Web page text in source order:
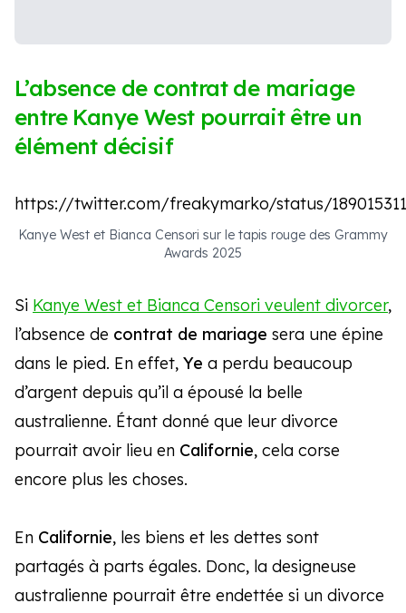
L’absence de contrat de mariage
entre Kanye West pourrait être un
élément décisif
https://twitter.com/freakymarko/status/
Kanye West et Bianca Censori sur le tapis rouge des Grammy
Awards 2025
Si Kanye West et Bianca Censori veulent divorcer,
l’absence de contrat de mariage sera une épine
dans le pied. En effet, Ye a perdu beaucoup
d’argent depuis qu’il a épousé la belle
australienne. Étant donné que leur divorce
pourrait avoir lieu en Californie, cela corse
encore plus les choses.
En Californie, les biens et les dettes sont
partagés à parts égales. Donc, la designeuse
australienne pourrait être endettée si un divorce